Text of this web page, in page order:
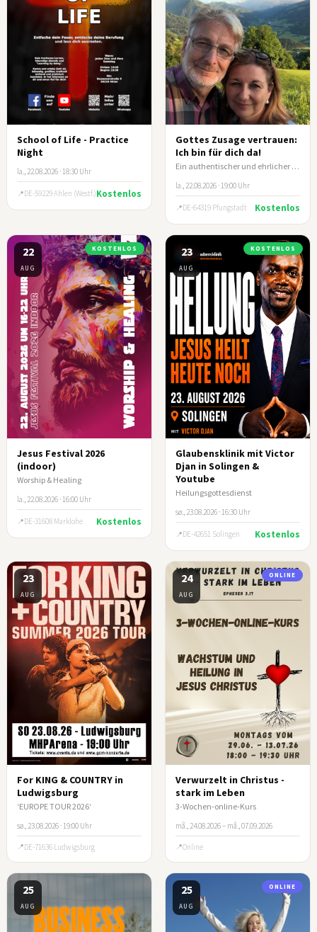
School of Life - Practice
Night
la., 22.08.2026 · 18:30 Uhr
DE-59229 Ahlen (Westf.)Kostenlos
Gottes Zusage vertrauen:
Ich bin für dich da!
Ein authentischer und ehrlicher Lebensbericht von Ehepaar Klein
la., 22.08.2026 · 19:00 Uhr
DE-64319 Pfungstadt Kostenlos
22
AUG
KOSTENLOS
Jesus Festival 2026
(indoor)
Worship & Healing
la., 22.08.2026 · 16:00 Uhr
DE-31608 Marklohe Kostenlos
23
AUG
KOSTENLOS
Glaubensklinik mit Victor
Djan in Solingen &
Youtube
Heilungsgottesdienst
sø., 23.08.2026 · 16:30 Uhr
DE-42651 Solingen Kostenlos
23
AUG
For KING & COUNTRY in
Ludwigsburg
‘EUROPE TOUR 2026‘
sø., 23.08.2026 · 19:00 Uhr
DE-71636 Ludwigsburg
24
AUG
ONLINE
Verwurzelt in Christus -
stark im Leben
3-Wochen-online-Kurs
må., 24.08.2026 – må., 07.09.2026
Online
25
AUG
25
AUG
ONLINE